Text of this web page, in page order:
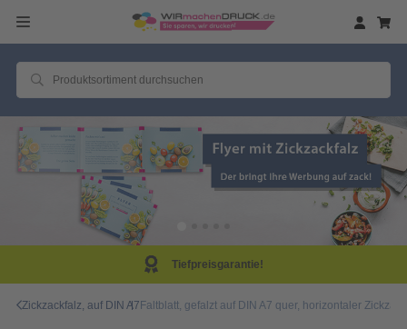
Zickzackfalz, auf DIN A7Faltblatt, gefalzt auf DIN A7 quer, horizontaler